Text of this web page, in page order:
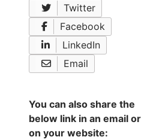
Twitter
Facebook
LinkedIn
Email
You can also share the
below link in an email or
on your website: